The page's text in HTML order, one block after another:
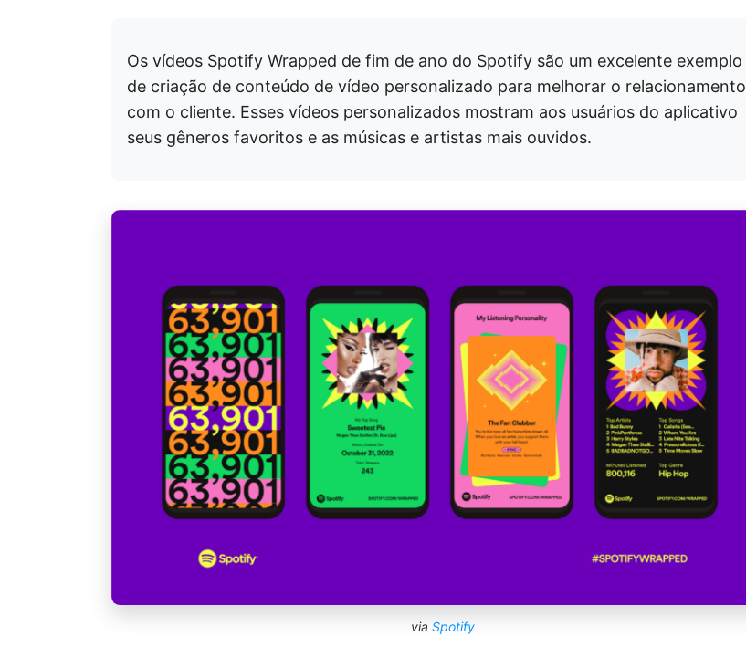
Os vídeos Spotify Wrapped de fim de ano do Spotify são um excelente exemplo
de criação de conteúdo de vídeo personalizado para melhorar o relacionamento
com o cliente. Esses vídeos personalizados mostram aos usuários do aplicativo
seus gêneros favoritos e as músicas e artistas mais ouvidos.
via Spotify